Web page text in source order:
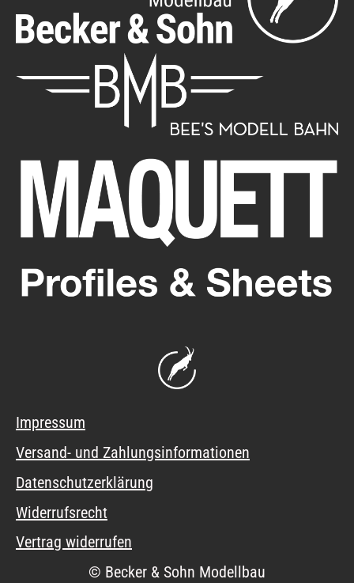
Impressum
Versand- und Zahlungsinformationen
Datenschutzerklärung
Widerrufsrecht
Vertrag widerrufen
© Becker & Sohn Modellbau